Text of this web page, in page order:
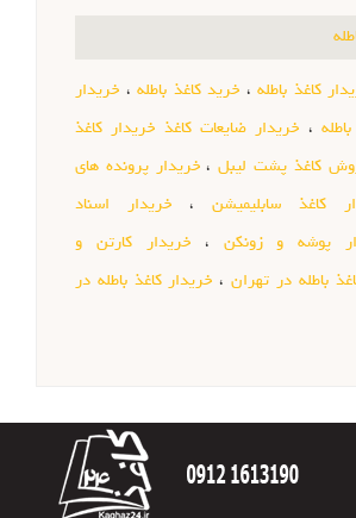
کاغذ باطله، خرید کاغذ باطله، خریدار
، خریدار ضایعات کاغذ خریدار کاغذ
کاغذ پشت لیبل،خریدار پرونده های
کاغذ سابلیمیشن ، خریدار اسناد
پوشه و زونکن ،خریدار کارتن و
باطله در تهران، خریدار کاغذ باطله در